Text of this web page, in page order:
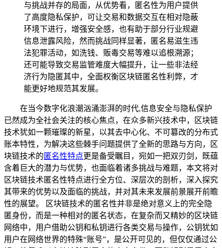
与挑战并存的局面，从优势看，匿名性为用户提供
了高度隐私保护，可让交易和数据交互在相对隐蔽
环境下进行，增强安全感，也有助于部分行业规避
信息泄露风险，然而挑战同样显著，匿名易滋生违
法犯罪活动，如洗钱、贩毒交易等难以追根溯源；
还可能导致交易监管难度大幅提升，让一些非法经
济行为隐匿其中，全面权衡区块链匿名性利弊，才
能更好地规范其发展。
在当今数字化浪潮汹涌澎湃的时代,信息安全与隐私保护
已然成为全社会关注的核心焦点，在众多新兴技术中，区块链
技术犹如一颗璀璨的新星，以其去中心化、不可篡改的分布式
账本特性，为解决这些棘手问题提供了全新的思路与方向，区
块链技术的 匿名性特点更是备受瞩目，宛如一把双刃剑，既蕴
含着巨大的潜力与优势，也面临着诸多挑战与难题，本文将对
区块链技术匿名性特点进行全方位、深层次的剖析，深入探究
其带来的优势以及面临的挑战，并对其未来发展前景展开前瞻
性的展望。 区块链技术的匿名性并非是绝对意义上的完全隐
匿身份，而是一种相对的匿名状态，在复杂而又精妙的区块链
网络中，用户借助公钥和私钥进行各类交易与操作，公钥犹如
用户在网络世界的特殊“账号”，是公开可见的，但仅仅通过公